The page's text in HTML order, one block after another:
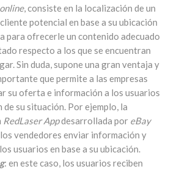
online, consiste en la localización de un
potencial en base a su ubicación
para ofrecerle un contenido adecuado
respecto a los que se encuentran
Sin duda, supone una gran ventaja y
que permite a las empresas
su oferta e información a los usuarios
de su situación. Por ejemplo, la
RedLaser Appdesarrollada por eBay
vendedores enviar información y
usuarios en base a su ubicación.
: en este caso, los usuarios reciben